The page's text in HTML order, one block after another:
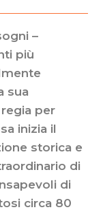
–
più
sua
per
inizia il
storica e
di
di
circa 80